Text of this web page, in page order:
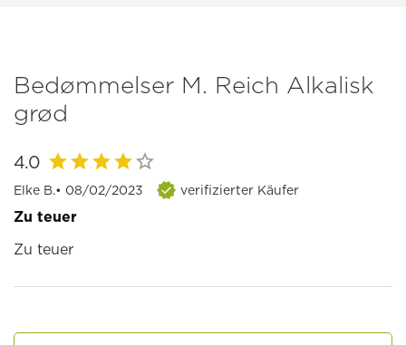
Bedømmelser M. Reich Alkalisk
grød
4.0
Elke B.• 08/02/2023 verifizierter Käufer
Zu teuer
Zu teuer